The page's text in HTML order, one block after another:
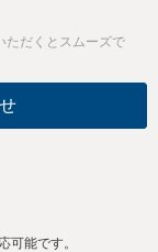
ただくとスムーズで
可能です。